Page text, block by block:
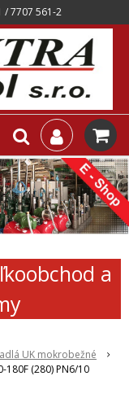
/ 7707 561-2
a
UK mokrobežné
180F (280) PN6/10